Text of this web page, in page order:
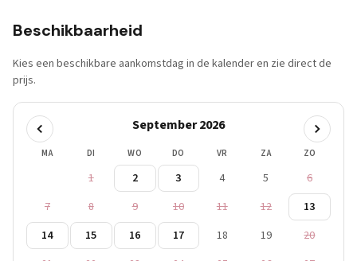
Beschikbaarheid
Kies een beschikbare aankomstdag in de kalender en zie direct de
prijs.
September 2026
MA DI WO DO VR ZA ZO
1 2 3 4 5
6
7
8 9 10 11 12
13
14
15 16 17 18 19
20